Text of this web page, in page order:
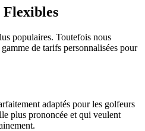
Flexibles
populaires. Toutefois nous
de tarifs personnalisées pour
adaptés pour les golfeurs
plus prononcée et qui veulent